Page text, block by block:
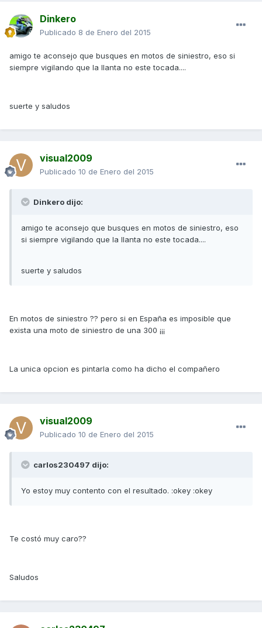
Dinkero
Publicado 8 de Enero del 2015
amigo te aconsejo que busques en motos de siniestro, eso si
siempre vigilando que la llanta no este tocada....
suerte y saludos
visual2009
Publicado 10 de Enero del 2015
Dinkero dijo:
amigo te aconsejo que busques en motos de siniestro, eso
si siempre vigilando que la llanta no este tocada....
suerte y saludos
En motos de siniestro ?? pero si en España es imposible que
exista una moto de siniestro de una 300 ¡¡¡
La unica opcion es pintarla como ha dicho el compañero
visual2009
Publicado 10 de Enero del 2015
carlos230497 dijo:
Yo estoy muy contento con el resultado. :okey :okey
Te costó muy caro??
Saludos